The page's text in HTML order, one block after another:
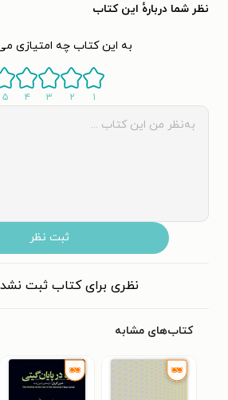
نظر شما دربارهٔ این کتاب
به این کتاب چه امتیازی
۱ ۲ ۳ ۴ ۵
ثبت نظر
نظری برای کتاب ثبت
کتاب‌های مشابه